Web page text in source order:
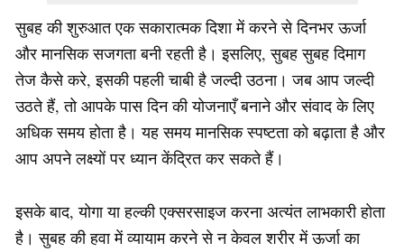
सुबह की शुरुआत एक सकारात्मक दिशा में करने से दिनभर ऊर्जा
और मानसिक सजगता बनी रहती है। इसलिए, सुबह सुबह दिमाग
तेज कैसे करे, इसकी पहली चाबी है जल्दी उठना। जब आप जल्दी
उठते हैं, तो आपके पास दिन की योजनाएँ बनाने और संवाद के लिए
अधिक समय होता है। यह समय मानसिक स्पष्टता को बढ़ाता है और
आप अपने लक्ष्यों पर ध्यान केंद्रित कर सकते हैं।
इसके बाद, योगा या हल्की एक्सरसाइज करना अत्यंत लाभकारी होता
है। सुबह की हवा में व्यायाम करने से न केवल शरीर में ऊर्जा का